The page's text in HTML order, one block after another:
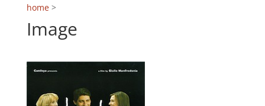
home>
Image